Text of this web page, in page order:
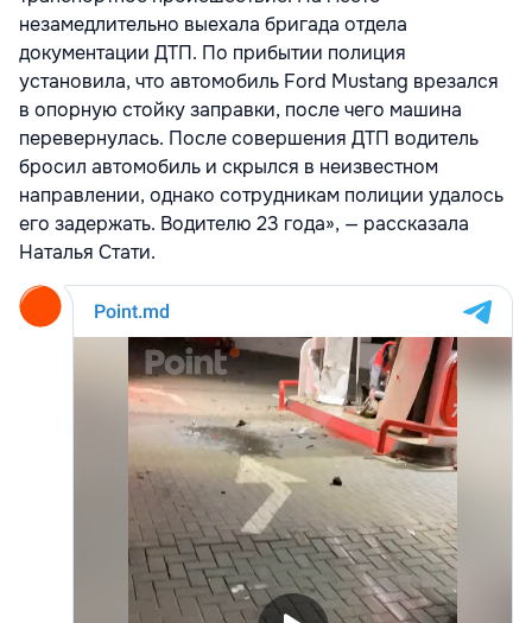
незамедлительно выехала бригада отдела
документации ДТП. По прибытии полиция
установила, что автомобиль Ford Mustang врезался
в опорную стойку заправки, после чего машина
перевернулась. После совершения ДТП водитель
бросил автомобиль и скрылся в неизвестном
направлении, однако сотрудникам полиции удалось
его задержать. Водителю 23 года», — рассказала
Наталья Стати.